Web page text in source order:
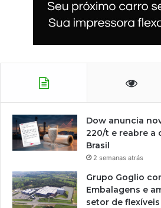
Dow anuncia
220/t e reabre a
Brasil
2 semanas atrás
Grupo Goglio
Embalagens e
setor de